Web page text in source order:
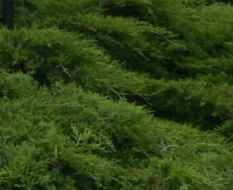
Egészségügy
Óvoda
Vallás